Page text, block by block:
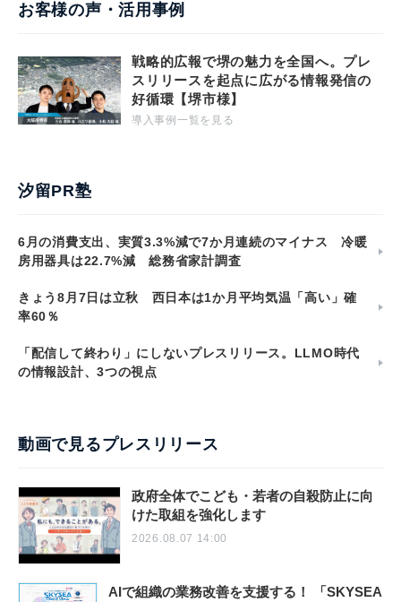
お客様の声・活用事例
戦略的広報で堺の魅力を全国へ。プレ
スリリースを起点に広がる情報発信の
好循環【堺市様】
導入事例一覧を見る
汐留PR塾
6月の消費支出、実質3.3%減で7か月連続のマイナス 冷暖
房用器具は22.7%減 総務省家計調査
きょう8月7日は立秋 西日本は1か月平均気温「高い」確
率60％
「配信して終わり」にしないプレスリリース。LLMO時代
の情報設計、3つの視点
動画で見るプレスリリース
政府全体でこども・若者の自殺防止に向
けた取組を強化します
2026.08.07 14:00
AIで組織の業務改善を支援する！ 「SKYSEA